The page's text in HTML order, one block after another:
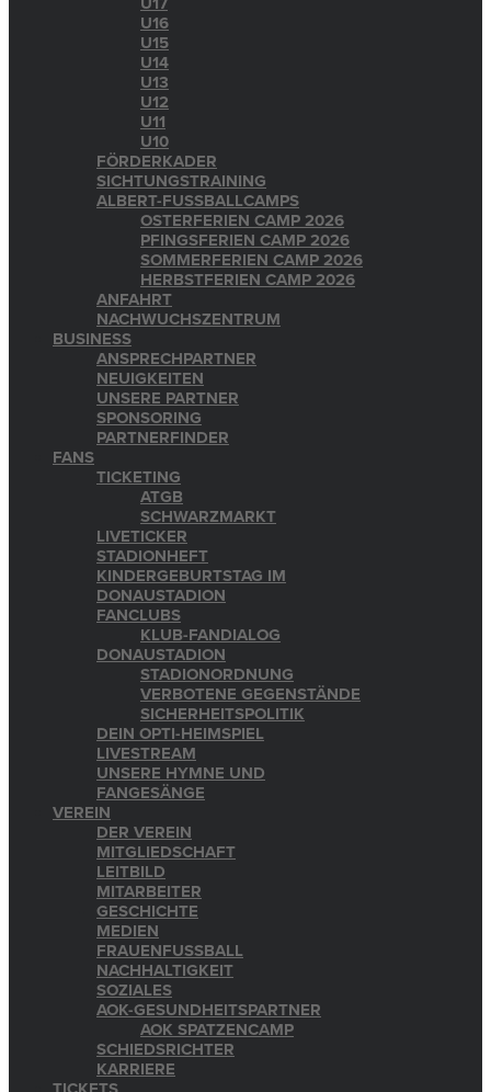
U16
U15
U14
U13
U12
U11
U10
FÖRDERKADER
SICHTUNGSTRAINING
ALBERT-FUSSBALLCAMPS
OSTERFERIEN CAMP 2026
PFINGSFERIEN CAMP 2026
SOMMERFERIEN CAMP 2026
HERBSTFERIEN CAMP 2026
ANFAHRT
NACHWUCHSZENTRUM
BUSINESS
ANSPRECHPARTNER
NEUIGKEITEN
UNSERE PARTNER
SPONSORING
PARTNERFINDER
FANS
TICKETING
ATGB
SCHWARZMARKT
LIVETICKER
STADIONHEFT
KINDERGEBURTSTAG IM
DONAUSTADION
FANCLUBS
KLUB-FANDIALOG
DONAUSTADION
STADIONORDNUNG
VERBOTENE GEGENSTÄNDE
SICHERHEITSPOLITIK
DEIN OPTI-HEIMSPIEL
LIVESTREAM
UNSERE HYMNE UND
FANGESÄNGE
VEREIN
DER VEREIN
MITGLIEDSCHAFT
LEITBILD
MITARBEITER
GESCHICHTE
MEDIEN
FRAUENFUSSBALL
NACHHALTIGKEIT
SOZIALES
AOK-GESUNDHEITSPARTNER
AOK SPATZENCAMP
SCHIEDSRICHTER
KARRIERE